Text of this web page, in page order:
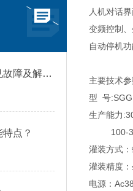
人机对话
变频控制
自动停机
主要技术
型 号
生产能力
100-
灌装方式
灌装精度
电源：
粉剂分装机使用中的常见故障及解决方法
点？